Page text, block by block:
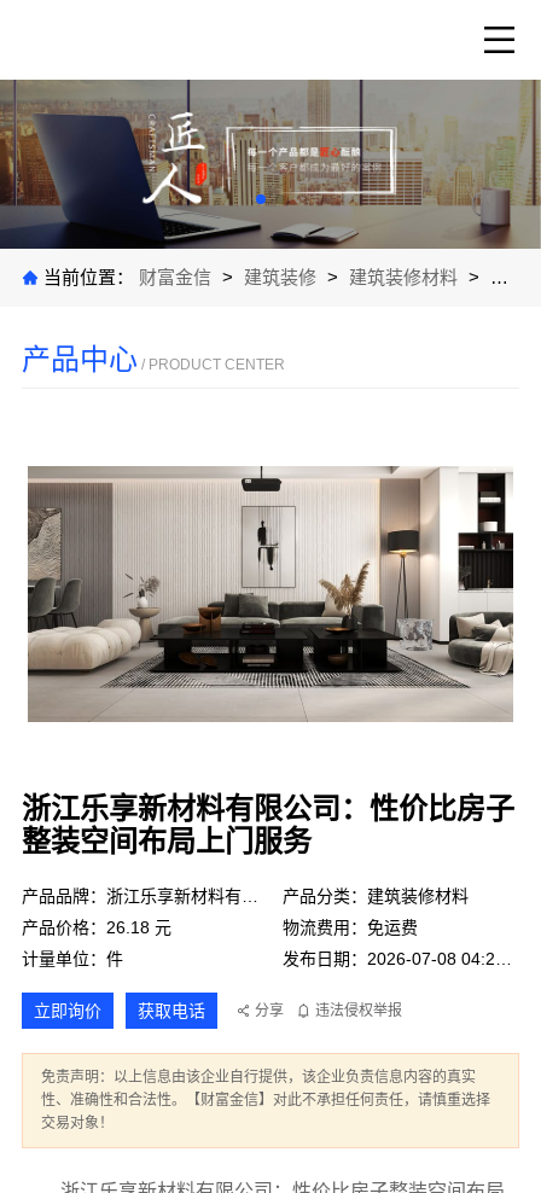
当前位置： 财富金信 > 建筑装修 > 建筑装修材料 > 公司
产品中心 / PRODUCT CENTER
浙江乐享新材料有限公司：性价比房子
整装空间布局上门服务
产品品牌：浙江乐享新材料有限公司
产品分类：建筑装修材料
产品价格：26.18 元
物流费用：免运费
计量单位：件
立即询价 获取电话 分享 违法侵权举报
免责声明：以上信息由该企业自行提供，该企业负责信息内容的真实
性、准确性和合法性。【财富金信】对此不承担任何责任，请慎重选择
交易对象！